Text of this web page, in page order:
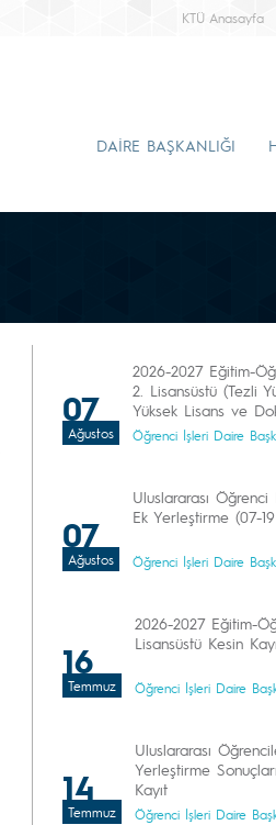
KTÜ Anasayfa
DAİRE BAŞKANLIĞI
07
Ağustos
2026-2027 Eğitim-
2. Lisansüstü (Tezli
Yüksek Lisans ve
Öğrenci İşleri Daire
07
Ağustos
Uluslararası
Ek Yerleştirme (07-
Öğrenci İşleri Daire
16
Temmuz
2026-2027 Eğitim-
Lisansüstü Kesin
Öğrenci İşleri Daire
14
Temmuz
Uluslararası
Yerleştirme
Kayıt
Öğrenci İşleri Daire